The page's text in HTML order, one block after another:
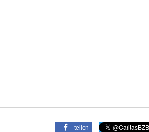
teilen